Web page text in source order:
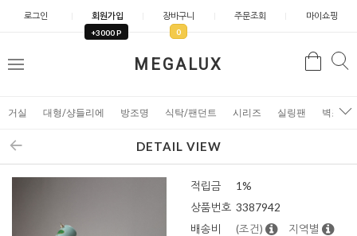
로그인 회원가입
+3000 P
장바구니
0
주문조회 마이쇼핑
MEGALUX
메
검
거실 대형/샹들리에 방조명 식탁/팬던트 시리즈 실링팬 벽조명
DETAIL VIEW
적립금
1%
상품번호 3387942
배송비
(조건) 지역별